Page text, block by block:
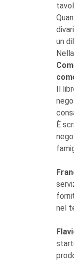
un
Il
È
nel